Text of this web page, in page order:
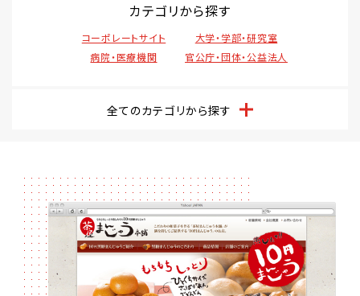
カテゴリから探す
コーポレートサイト
大学・学部・研究室
病院・医療機関
官公庁・団体・公益法人
全てのカテゴリから探す